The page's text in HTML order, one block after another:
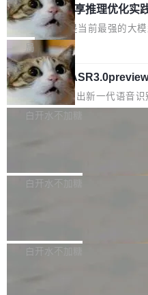
理解大规模代码仓时面临显著"
颈。 代码仓深度理解服务（以
e深度理解服务"）是华为云码道
件之中，形成高度复杂的知识关
代码检索手段（如关键词匹配、
在语法层面完成文本定位，难以
内涵与结构关联，导致开发者使
理解大规模代码仓时面临显著"
颈。 代码仓深度理解服务（以
e深度理解服务"）是华为云码
数据。 王某2024年1月入职东城
短剧部门，有互联网大厂背景。
调整期间，部门三次通知全员将
移到B集群，王某都回复了"收到
数据。2024年9月3日下午4点，
的账号密码进入A集群，输入了
称为"删库跑路"的命令——最高
自研的多个文生3D和...
Cloudflare 分享推理优化实
che 量化 + 权重压缩，吞吐
1%，成本降 30%
Kimi 和 GLM 是当前最强的大模
它们有一个共同的问题：太吃显
的 Kimi K 系列和智谱的 GLM
oE 架构的大模型，好用到让人
存永远不够用。 Cloudflare 的
一直在跑这些模型的推理。他
整性保护。效果是：吞吐量提升
局
腾讯混元 Hy
腾讯混元正式推出新一代语音识
3.0preview。基于最新一代大语
让语音识别不再只是听清，而是
w 不要求标准普通话，方言识别
白开水不加糖
新和少量网页兼容性修复版本
容提供的字体时出现的几个问题
白开水不加糖
发布的 Release Notes，他利
白开水不加糖